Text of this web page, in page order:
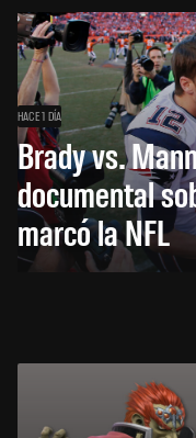
HACE 1 DÍA
Brady vs.
documental
marcó la NFL